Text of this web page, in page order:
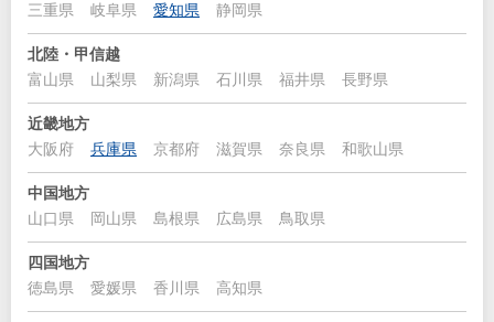
三重県
岐阜県 愛知県 静岡県
北陸・甲信越
富山県
山梨県 新潟県 石川県 福井県 長野県
近畿地方
大阪府
兵庫県 京都府 滋賀県 奈良県 和歌山県
中国地方
山口県
岡山県 島根県 広島県 鳥取県
四国地方
徳島県
愛媛県 香川県 高知県